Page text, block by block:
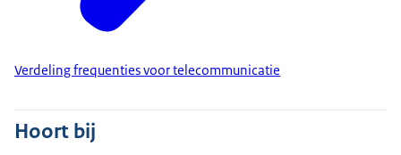
Verdeling frequenties voor telecommunicatie
Hoort bij